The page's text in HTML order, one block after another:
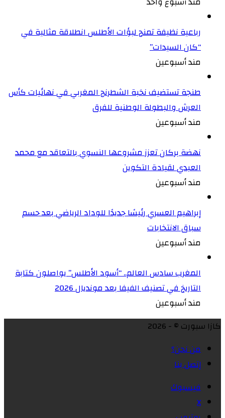
رباعية نظيفة تمنح لبؤات الأطلس انطلاقة مثالية في
“كان السيدات”
مند أسبوعين
طنجة تستضيف نخبة الشطرنج المغربي في نهائيات كأس
العرش والبطولة الوطنية للفرق
مند أسبوعين
نهضة بركان تعزز مشروعها النسوي بالتعاقد مع محمد
العبدي لقيادة التكوين
مند أسبوعين
إبراهيم العسري رئيسًا جديدًا للوداد الرياضي بعد حسم
سباق الانتخابات
مند أسبوعين
المغرب سادس العالم.. “أسود الأطلس” يواصلون كتابة
التاريخ في تصنيف الفيفا بعد مونديال 2026
مند أسبوعين
كازا سبورت © - 2026
من نحن؟
إتصل بنا
فيسبوك
X